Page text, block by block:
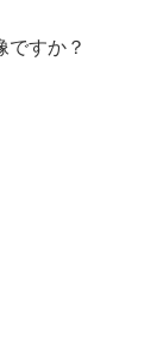
ですか？